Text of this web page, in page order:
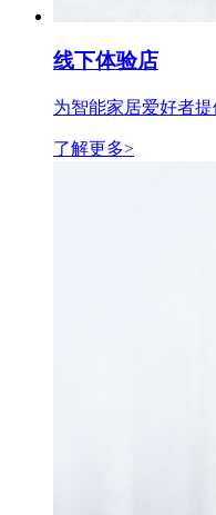
线下体验店
为智能家居爱好者
了解更多>